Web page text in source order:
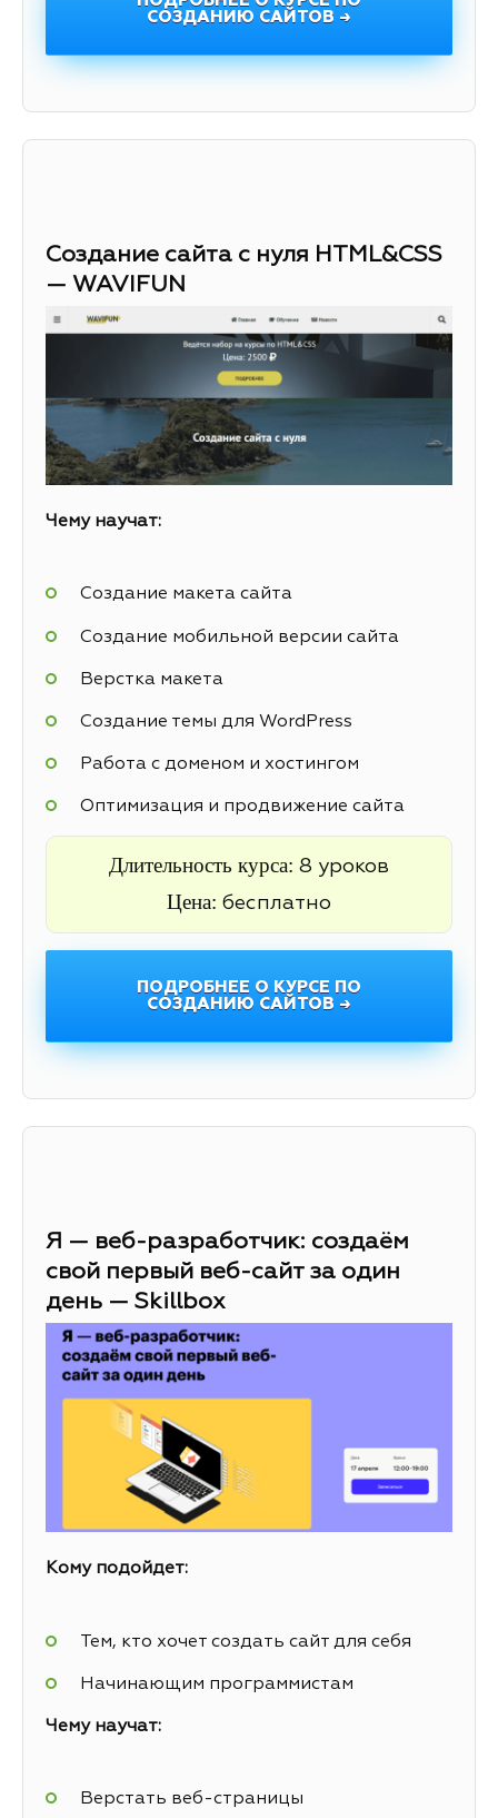
СОЗДАНИЮ САЙТОВ →
Создание сайта с нуля HTML&CSS
— WAVIFUN
Чему научат:
Создание макета сайта
Создание мобильной версии сайта
Верстка макета
Создание темы для WordPress
Работа с доменом и хостингом
Оптимизация и продвижение сайта
Длительность курса: 8 уроков
Цена: бесплатно
ПОДРОБНЕЕ О КУРСЕ ПО
СОЗДАНИЮ САЙТОВ →
Я — веб-разработчик: создаём
свой первый веб-сайт за один
день — Skillbox
Кому подойдет:
Тем, кто хочет создать сайт для себя
Начинающим программистам
Чему научат:
Верстать веб-страницы